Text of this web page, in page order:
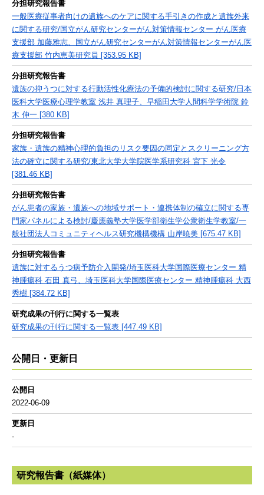
分担研究報告書
一般医療従事者向けの遺族へのケアに関する手引きの作成と遺族外来
に関する研究/国立がん研究センターがん対策情報センター がん医療
支援部 加藤雅志、国立がん研究センターがん対策情報センターがん医
療支援部 竹内恵美研究員 [353.95 KB]
分担研究報告書
遺族の抑うつに対する行動活性化療法の予備的検討に関する研究/日本
医科大学医療心理学教室 浅井 真理子、早稲田大学人間科学学術院 鈴
木 伸一 [380 KB]
分担研究報告書
家族・遺族の精神心理的負担のリスク要因の同定とスクリーニング方
法の確立に関する研究/東北大学大学院医学系研究科 宮下 光令
[381.46 KB]
分担研究報告書
がん患者の家族・遺族への地域サポート・連携体制の確立に関する専
門家パネルによる検討/慶應義塾大学医学部衛生学公衆衛生学教室/一
般社団法人コミュニティヘルス研究機構機構 山岸暁美 [675.47 KB]
分担研究報告書
遺族に対するうつ病予防介入開発/埼玉医科大学国際医療センター 精
神腫瘍科 石田 真弓、埼玉医科大学国際医療センター 精神腫瘍科 大西
秀樹 [384.72 KB]
研究成果の刊行に関する一覧表
研究成果の刊行に関する一覧表 [447.49 KB]
公開日・更新日
公開日
2022-06-09
更新日
-
研究報告書（紙媒体）